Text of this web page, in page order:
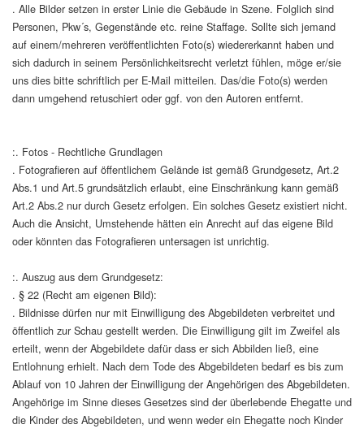
. Alle Bilder setzen in erster Linie die Gebäude in Szene. Folglich sind
Personen, Pkw´s, Gegenstände etc. reine Staffage. Sollte sich jemand
auf einem/mehreren veröffentlichten Foto(s) wiedererkannt haben und
sich dadurch in seinem Persönlichkeitsrecht verletzt fühlen, möge er/sie
uns dies bitte schriftlich per E-Mail mitteilen. Das/die Foto(s) werden
dann umgehend retuschiert oder ggf. von den Autoren entfernt.
:. Fotos - Rechtliche Grundlagen
. Fotografieren auf öffentlichem Gelände ist gemäß Grundgesetz, Art.2
Abs.1 und Art.5 grundsätzlich erlaubt, eine Einschränkung kann gemäß
Art.2 Abs.2 nur durch Gesetz erfolgen. Ein solches Gesetz existiert nicht.
Auch die Ansicht, Umstehende hätten ein Anrecht auf das eigene Bild
oder könnten das Fotografieren untersagen ist unrichtig.
:. Auszug aus dem Grundgesetz:
. § 22 (Recht am eigenen Bild):
. Bildnisse dürfen nur mit Einwilligung des Abgebildeten verbreitet und
öffentlich zur Schau gestellt werden. Die Einwilligung gilt im Zweifel als
erteilt, wenn der Abgebildete dafür dass er sich Abbilden ließ, eine
Entlohnung erhielt. Nach dem Tode des Abgebildeten bedarf es bis zum
Ablauf von 10 Jahren der Einwilligung der Angehörigen des Abgebildeten.
Angehörige im Sinne dieses Gesetzes sind der überlebende Ehegatte und
die Kinder des Abgebildeten, und wenn weder ein Ehegatte noch Kinder